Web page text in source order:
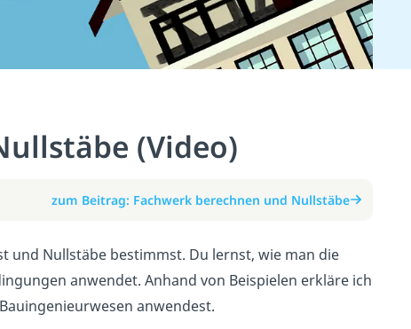
(Video)
zum Beitrag: Fachwerk berechnen und Nullstäbe
und Nullstäbe bestimmst. Du lernst, wie man die
anwendet. Anhand von Beispielen erkläre ich
anwendest.